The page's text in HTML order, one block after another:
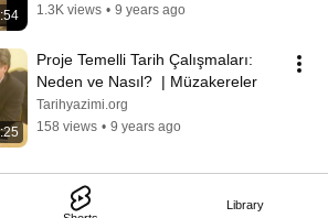
Library
1.3K views • 9 years ago
Proje Temelli Tarih Çalışmaları:
Neden ve Nasıl?  | Müzakereler
Tarihyazimi.org
158 views • 9 years ago